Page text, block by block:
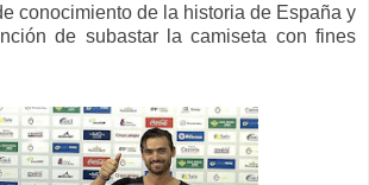
conocimiento de la historia de España y
de subastar la camiseta con fines